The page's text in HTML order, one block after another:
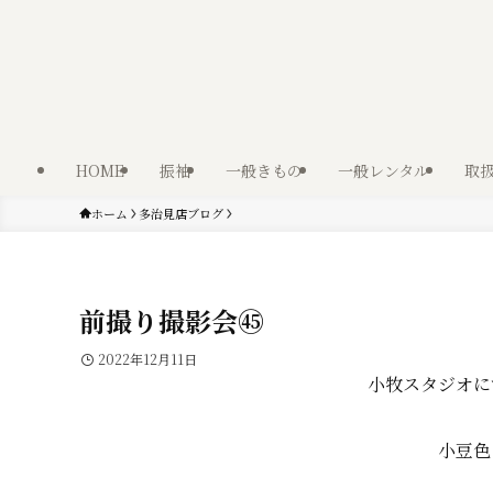
HOME 振袖 一般きもの 一般レンタル 取
ホーム 多治見店ブログ
前撮り撮影会㊺
2022年12月11日
小牧スタジオ
小豆